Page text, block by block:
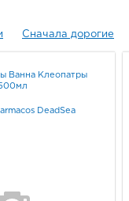
Сначала дорогие
Ванна Клеопатры
DeadSea